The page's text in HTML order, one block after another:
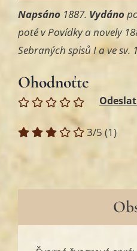
Napsáno 1887. Vydáno
poté v Povídky a novely
Sebraných spisů I a ve sv.
Ohodnoťte
3/5 (1)